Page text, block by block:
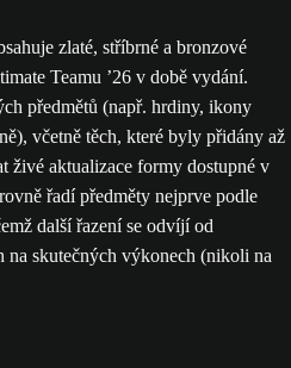
zlaté, stříbrné a bronzové
Teamu ’26 v době vydání.
předmětů (např. hrdiny, ikony
včetně těch, které byly přidány až
živé aktualizace formy dostupné v
řadí předměty nejprve podle
další řazení se odvíjí od
skutečných výkonech (nikoli na